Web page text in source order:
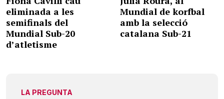
eliminada a les
semifinals del
Mundial Sub-20
d’atletisme
Mundial de korfbal
amb la selecció
catalana Sub-21
LA PREGUNTA